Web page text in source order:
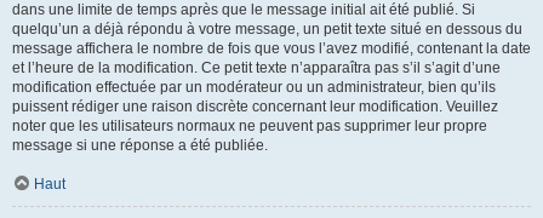
dans une limite de temps après que le message initial ait été publié. Si
quelqu’un a déjà répondu à votre message, un petit texte situé en dessous du
message affichera le nombre de fois que vous l’avez modifié, contenant la date
et l’heure de la modification. Ce petit texte n’apparaîtra pas s’il s’agit d’une
modification effectuée par un modérateur ou un administrateur, bien qu’ils
puissent rédiger une raison discrète concernant leur modification. Veuillez
noter que les utilisateurs normaux ne peuvent pas supprimer leur propre
message si une réponse a été publiée.
Haut